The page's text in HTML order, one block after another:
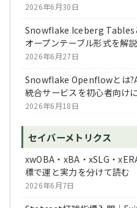
2026年6月30日
Snowflake Iceberg Tables
オープンテーブル形式を解説
2026年6月27日
Snowflake Openflowとは
統合サービスを初心者向け
2026年6月18日
セイバーメトリクス
xwOBA・xBA・xSLG・
標で運と実力を分けて読む
2026年6月7日